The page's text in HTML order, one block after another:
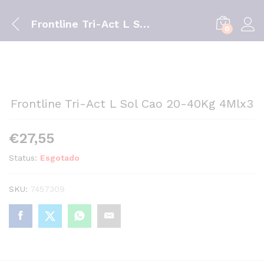
Frontline Tri-Act L Sol Cao 20-40Kg 4Mlx3 0
Frontline Tri-Act L Sol Cao 20-40Kg 4Mlx3
€27,55
Status: Esgotado
SKU: 7457309